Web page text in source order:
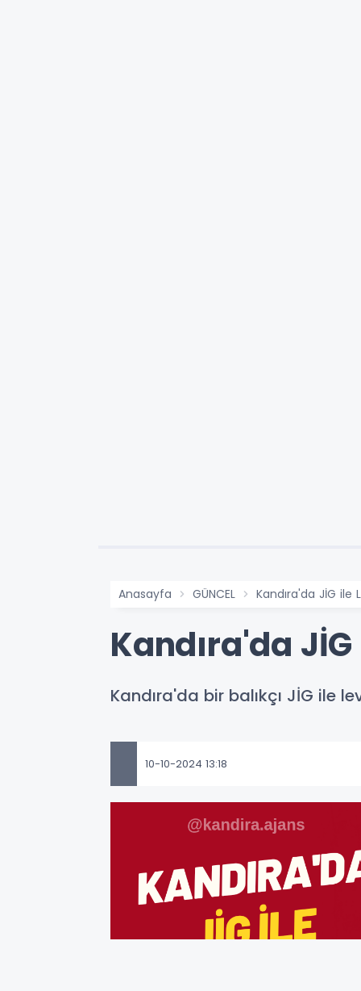
Anasayfa GÜNCEL Kandıra'da JİG ile
Kandıra'da
Kandıra'da bir balıkçı JİG ile
10-10-2024 13:18